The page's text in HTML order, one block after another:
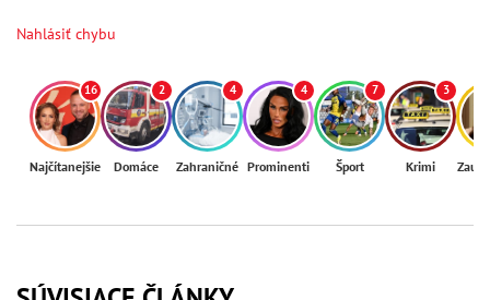
Nahlásiť chybu
16
Najčítanejšie
2
Domáce
4
Zahraničné
4
Prominenti
7
Šport
3
Krimi